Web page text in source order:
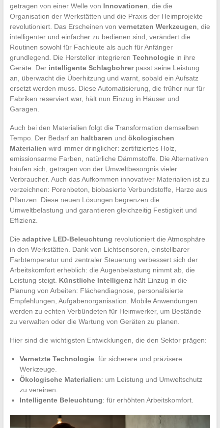
getragen von einer Welle von Innovationen , die die
Organisation der Werkstätten und die Praxis der Heimprojekte
revolutioniert. Das Erscheinen von vernetzten Werkzeugen , die
intelligenter und einfacher zu bedienen sind, verändert die
Routinen sowohl für Fachleute als auch für Anfänger
grundlegend. Die Hersteller integrieren Technologiein ihre
Geräte: Der intelligente Schlagbohrerpasst seine Leistung
an, überwacht die Überhitzung und warnt, sobald ein Aufsatz
ersetzt werden muss. Diese Automatisierung, die früher nur für
Fabriken reserviert war, hält nun Einzug in Häuser und
Garagen.
Auch bei den Materialien folgt die Transformation demselben
Tempo. Der Bedarf an haltbaren und ökologischen
Materialien wird immer dringlicher: zertifiziertes Holz,
emissionsarme Farben, natürliche Dämmstoffe. Die Alternativen
häufen sich, getragen von der Umweltbesorgnis vieler
Verbraucher. Auch das Aufkommen innovativer Materialien ist zu
verzeichnen: Porenbeton, biobasierte Verbundstoffe, Harze aus
Pflanzen. Diese neuen Lösungen begrenzen die
Umweltbelastung und garantieren gleichzeitig Festigkeit und
Effizienz.
Die adaptive LED-Beleuchtung revolutioniert die Atmosphäre
in den Werkstätten. Dank von Lichtsensoren, einstellbarer
Farbtemperatur und zentraler Steuerung verbessert sich der
Arbeitskomfort erheblich: die Augenbelastung nimmt ab, die
Leistung steigt. Künstliche Intelligenzhält Einzug in die
Planung von Arbeiten: Flächendiagnose, personalisierte
Empfehlungen, Aufgabenorganisation. Mobile Anwendungen
werden zu echten Verbündeten für Heimwerker, um Bestände
zu verwalten oder die Wartung von Geräten zu planen.
Hier sind die wichtigsten Entwicklungen, die den Sektor prägen:
Vernetzte Technologie: für sicherere und präzisere
Werkzeuge.
Ökologische Materialien: um Leistung und Umweltschutz
zu vereinen.
Intelligente Beleuchtung: für erhöhten Arbeitskomfort.